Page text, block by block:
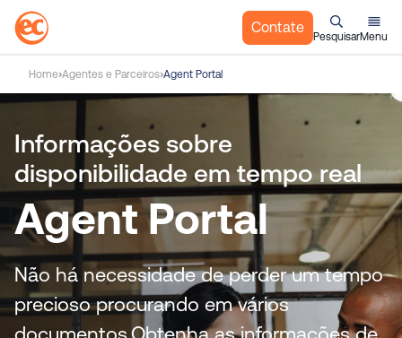
p
o
n
e
Contate
PesquisarMenu
Home Agentes e Parceiros Agent Portal
Informações sobre
disponibilidade em tempo real
Agent Portal
Não há necessidade de perder um tempo
precioso procurando em vários